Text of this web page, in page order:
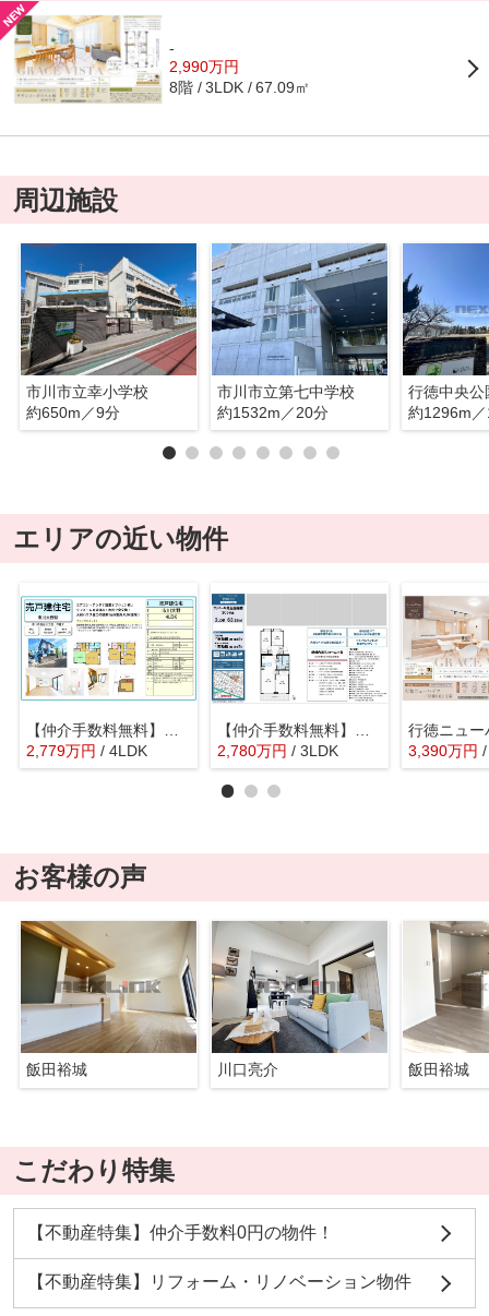
-
2,990万円
8階 3LDK 67.09㎡
周辺施設
市川市立幸小学校
約650m／9分
市川市立第七中学校
約1532m／20分
行徳中央公
約1296m
エリアの近い物件
【仲介手数料無料】市川市曽谷 中古戸建て
2,779万円 / 4LDK
【仲介手数料無料】ファミール第五西船橋
2,780万円 / 3LDK 3,390万円
お客様の声
飯田裕城 川口亮介 飯田裕城
こだわり特集
【不動産特集】仲介手数料0円の物件！
【不動産特集】リフォーム・リノベーション物件